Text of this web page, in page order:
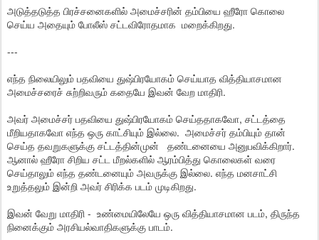
அடுத்தடுத்த பிரச்சனைகளில் அமைச்சரின் தம்பியை ஹீரோ கொலை
செய்ய அதையும் போலீஸ் சட்டவிரோதமாக மறைக்கிறது.
---
எந்த நிலையிலும் பதவியை துஷ்பிரயோகம் செய்யாத வித்தியாசமான
அமைச்சரைச் சுற்றிவரும் கதையே இவன் வேற மாதிரி.
அவர் அமைச்சர் பதவியை துஷ்பிரயோகம் செய்ததாகவோ, சட்டத்தை
மீறியதாகவோ எந்த ஒரு காட்சியும் இல்லை. அமைச்சர் தம்பியும் தான்
செய்த தவறுகளுக்கு சட்டத்தின்முன் தண்டனையை அனுபவிக்கிறார்.
ஆனால் ஹீரோ சிறிய சட்ட மீறல்களில் ஆரம்பித்து கொலைகள் வரை
செய்தாலும் எந்த தண்டனையும் அவருக்கு இல்லை. எந்த மனசாட்சி
உறுத்தலும் இன்றி அவர் சிரிக்க படம் முடிகிறது.
இவன் வேறு மாதிரி - உண்மையிலேயே ஒரு வித்தியாசமான படம், திருந்த
நினைக்கும் அரசியல்வாதிகளுக்கு பாடம்.